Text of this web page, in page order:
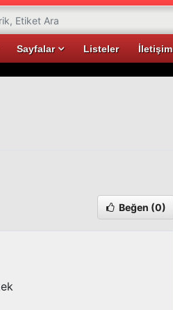
Sayfalar Listeler İletişim
Beğen (0)